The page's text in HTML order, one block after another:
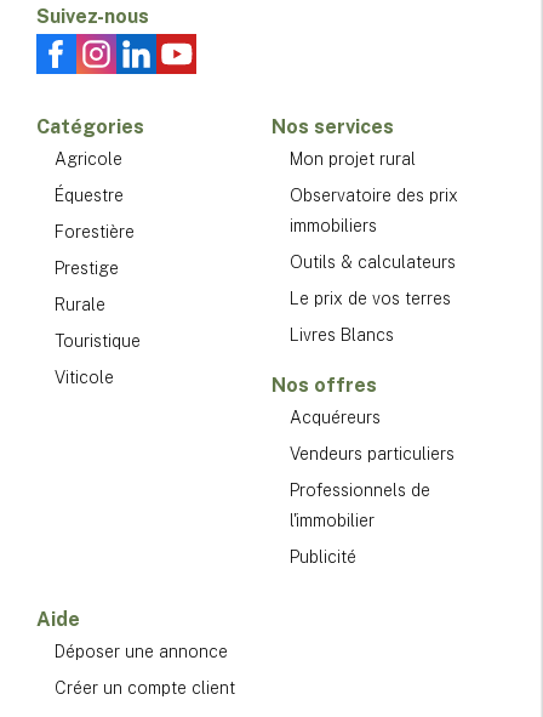
Suivez-nous
Catégories
Agricole
Équestre
Forestière
Prestige
Rurale
Touristique
Viticole
Nos services
Mon projet rural
Observatoire des prix
immobiliers
Outils & calculateurs
Le prix de vos terres
Livres Blancs
Nos offres
Acquéreurs
Vendeurs particuliers
Professionnels de
l'immobilier
Publicité
Aide
Déposer une annonce
Créer un compte client